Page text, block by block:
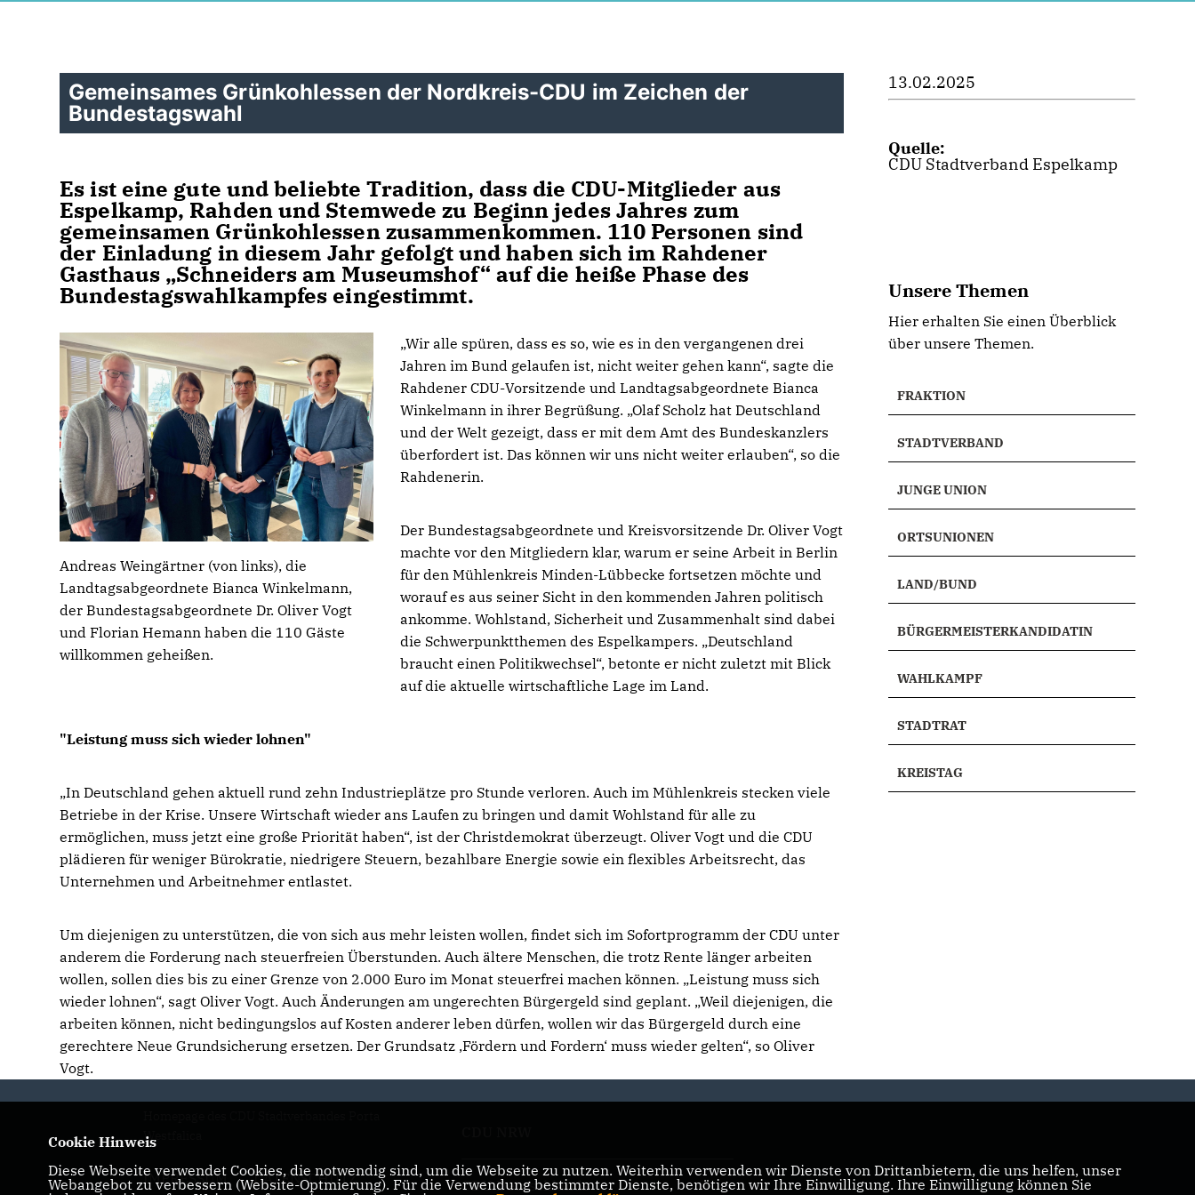
Gemeinsames Grünkohlessen der Nordkreis-CDU im Zeichen der
Bundestagswahl
Es ist eine gute und beliebte Tradition, dass die CDU-Mitglieder aus
Espelkamp, Rahden und Stemwede zu Beginn jedes Jahres zum
gemeinsamen Grünkohlessen zusammenkommen. 110 Personen sind
der Einladung in diesem Jahr gefolgt und haben sich im Rahdener
Gasthaus „Schneiders am Museumshof“ auf die heiße Phase des
Bundestagswahlkampfes eingestimmt.
Andreas Weingärtner (von links), die
Landtagsabgeordnete Bianca Winkelmann,
der Bundestagsabgeordnete Dr. Oliver Vogt
und Florian Hemann haben die 110 Gäste
willkommen geheißen.
Wir alle spüren, dass es so, wie es in den vergangenen drei
Jahren im Bund gelaufen ist, nicht weiter gehen kann“, sagte die
Rahdener CDU-Vorsitzende und Landtagsabgeordnete Bianca
Winkelmann in ihrer Begrüßung. „Olaf Scholz hat Deutschland
und der Welt gezeigt, dass er mit dem Amt des Bundeskanzlers
überfordert ist. Das können wir uns nicht weiter erlauben“, so die
Rahdenerin.
Der Bundestagsabgeordnete und Kreisvorsitzende Dr. Oliver Vogt
machte vor den Mitgliedern klar, warum er seine Arbeit in Berlin
für den Mühlenkreis Minden-Lübbecke fortsetzen möchte und
worauf es aus seiner Sicht in den kommenden Jahren politisch
ankomme. Wohlstand, Sicherheit und Zusammenhalt sind dabei
die Schwerpunktthemen des Espelkampers. „Deutschland
braucht einen Politikwechsel“, betonte er nicht zuletzt mit Blick
auf die aktuelle wirtschaftliche Lage im Land.
"Leistung muss sich wieder lohnen"
In Deutschland gehen aktuell rund zehn Industrieplätze pro Stunde verloren. Auch im Mühlenkreis stecken viele
Betriebe in der Krise. Unsere Wirtschaft wieder ans Laufen zu bringen und damit Wohlstand für alle zu
ermöglichen, muss jetzt eine große Priorität haben“, ist der Christdemokrat überzeugt. Oliver Vogt und die CDU
plädieren für weniger Bürokratie, niedrigere Steuern, bezahlbare Energie sowie ein flexibles Arbeitsrecht, das
Unternehmen und Arbeitnehmer entlastet.
Um diejenigen zu unterstützen, die von sich aus mehr leisten wollen, findet sich im Sofortprogramm der CDU unter
anderem die Forderung nach steuerfreien Überstunden. Auch ältere Menschen, die trotz Rente länger arbeiten
wollen, sollen dies bis zu einer Grenze von 2.000 Euro im Monat steuerfrei machen können. „Leistung muss sich
wieder lohnen“, sagt Oliver Vogt. Auch Änderungen am ungerechten Bürgergeld sind geplant. „Weil diejenigen, die
arbeiten können, nicht bedingungslos auf Kosten anderer leben dürfen, wollen wir das Bürgergeld durch eine
gerechtere Neue Grundsicherung ersetzen. Der Grundsatz ‚Fördern und Fordern‘ muss wieder gelten“, so Oliver
Vogt.
13.02.2025
Quelle:
CDU Stadtverband Espelkamp
Unsere Themen
Hier erhalten Sie einen Überblick
über unsere Themen.
FRAKTION
STADTVERBAND
JUNGE UNION
ORTSUNIONEN
LAND/BUND
BÜRGERMEISTERKANDIDATIN
WAHLKAMPF
STADTRAT
KREISTAG
Westfalica
IMPRESSUM
DATENSCHUTZ
CDU Deutschlands
Cookie Hinweis
Diese Webseite verwendet Cookies, die notwendig sind, um die Webseite zu nutzen. Weiterhin verwenden wir Dienste von Drittanbietern, die uns helfen, unser
Webangebot zu verbessern (Website-Optmierung). Für die Verwendung bestimmter Dienste, benötigen wir Ihre Einwilligung. Ihre Einwilligung können Sie